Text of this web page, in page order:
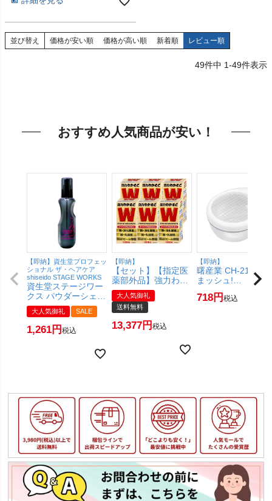
並び替え 価格が安い順 価格が高い順 新着順 レビュー順
49件中 1-49件表示
おすすめ人気商品が安い！
【即納】資生堂プロフェッ
ショナル ザ・ヘアケア
shiseido STAGE WORKS
資生堂ステージワー
クス パウダーシェイ
ク 150ml【SBT】
(6017286)
大人気御礼 SALE
1,261 税込
【即納】
【セット】【指定医
薬部外品】強力わか
もと 1000錠×6個
【わかもと製薬】
【宅配便送料無料】
(6050215-set3)
大人気御礼
送料無料
13,377 税込
【即納】
曙産業 CH-2102 た
まッシュ!
【AKEBONO あけ
の】【SBT】
718 税込